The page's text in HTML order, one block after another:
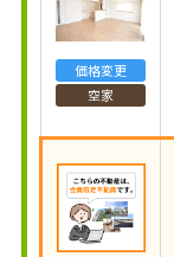
価格変更
空家